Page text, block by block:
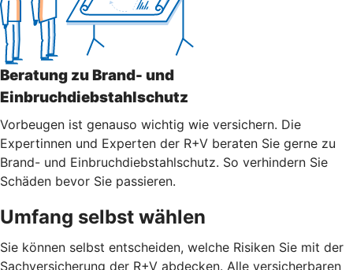
Beratung zu Brand- und
Einbruchdiebstahlschutz
Vorbeugen ist genauso wichtig wie versichern. Die
Expertinnen und Experten der R+V beraten Sie gerne zu
Brand- und Einbruchdiebstahlschutz. So verhindern Sie
Schäden bevor Sie passieren.
Umfang selbst wählen
Sie können selbst entscheiden, welche Risiken Sie mit der
Sachversicherung der R+V abdecken. Alle versicherbaren